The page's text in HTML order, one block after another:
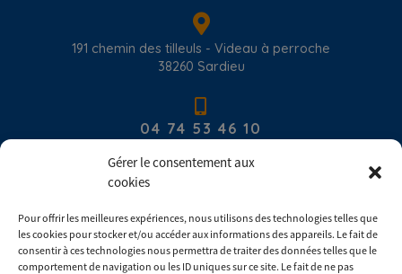
Gérer le consentement aux
cookies
Pour offrir les meilleures expériences, nous utilisons des technologies telles que
les cookies pour stocker et/ou accéder aux informations des appareils. Le fait de
consentir à ces technologies nous permettra de traiter des données telles que le
comportement de navigation ou les ID uniques sur ce site. Le fait de ne pas
191 chemin des tilleuls - Videau à perroche
38260 Sardieu
04 74 53 46 10
contact@com-europ-equipement.com
Du lundi au vendredi : 8h00 - 17h30